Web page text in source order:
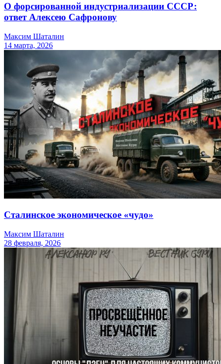
О форсированной индустриализации СССР:
ответ Алексею Сафронову
Максим Шаталин
14 марта, 2026
Сталинское экономическое «чудо»
Максим Шаталин
28 февраля, 2026